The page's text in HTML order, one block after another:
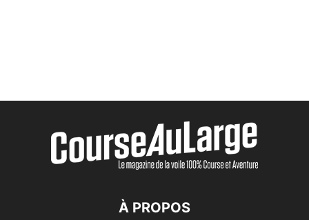
À PROPOS